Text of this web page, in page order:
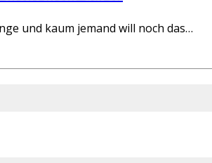
und kaum jemand will noch das…